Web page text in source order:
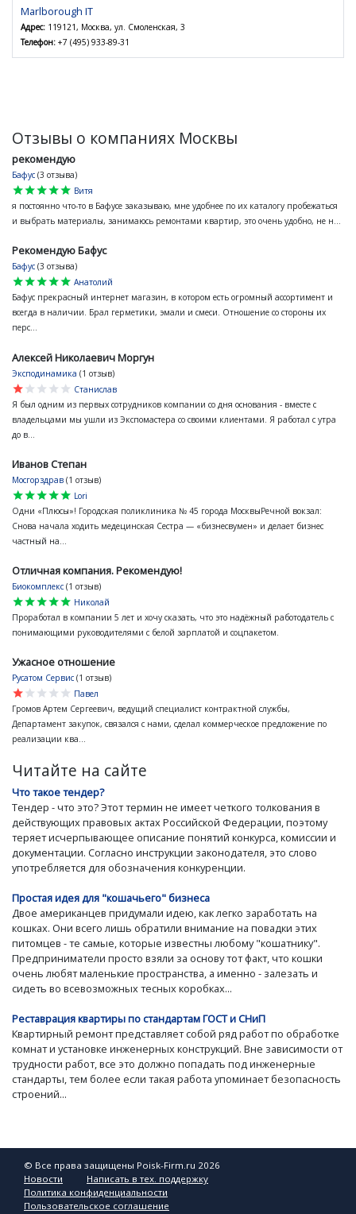
Marlborough IT
Адрес: 119121, Москва, ул. Смоленская, 3
Телефон: +7 (495) 933-89-31
Отзывы о компаниях Москвы
рекомендую
Бафус (3 отзыва)
star
star
star
star
star
Витя
я постоянно что-то в Бафусе заказываю, мне удобнее по их каталогу пробежаться
и выбрать материалы, занимаюсь ремонтами квартир, это очень удобно, не н...
Рекомендую Бафус
Бафус (3 отзыва)
star
star
star
star
star
Анатолий
Бафус прекрасный интернет магазин, в котором есть огромный ассортимент и
всегда в наличии. Брал герметики, эмали и смеси. Отношение со стороны их
перс...
Алексей Николаевич Моргун
Эксподинамика (1 отзыв)
star
star
star
star
star
Станислав
Я был одним из первых сотрудников компании со дня основания - вместе с
владельцами мы ушли из Экспомастера со своими клиентами. Я работал с утра
до в...
Иванов Степан
Мосгорздрав (1 отзыв)
star
star
star
star
star
Lori
Одни «Плюсы»! Городская поликлиника № 45 города МосквыРечной вокзал:
Снова начала ходить медецинская Сестра — «бизнесвумен» и делает бизнес
частный на...
Отличная компания. Рекомендую!
Биокомплекс (1 отзыв)
star
star
star
star
star
Николай
Проработал в компании 5 лет и хочу сказать, что это надёжный работодатель с
понимающими руководителями с белой зарплатой и соцпакетом.
Ужасное отношение
Русатом Сервис (1 отзыв)
star
star
star
star
star
Павел
Громов Артем Сергеевич, ведущий специалист контрактной службы,
Департамент закупок, связался с нами, сделал коммерческое предложение по
реализации ква...
Читайте на сайте
Что такое тендер?
Тендер - что это? Этот термин не имеет четкого толкования в
действующих правовых актах Российской Федерации, поэтому
теряет исчерпывающее описание понятий конкурса, комиссии и
документации. Согласно инструкции законодателя, это слово
употребляется для обозначения конкуренции.
Простая идея для "кошачьего" бизнеса
Двое американцев придумали идею, как легко заработать на
кошках. Они всего лишь обратили внимание на повадки этих
питомцев - те самые, которые известны любому "кошатнику".
Предприниматели просто взяли за основу тот факт, что кошки
очень любят маленькие пространства, а именно - залезать и
сидеть во всевозможных тесных коробках...
Реставрация квартиры по стандартам ГОСТ и СНиП
Квартирный ремонт представляет собой ряд работ по обработке
комнат и установке инженерных конструкций. Вне зависимости от
трудности работ, все это должно попадать под инженерные
стандарты, тем более если такая работа упоминает безопасность
строений...
© Все права защищены Poisk-Firm.ru 2026
Новости
Написать в тех. поддержку
Политика конфиденциальности
Пользовательское соглашение